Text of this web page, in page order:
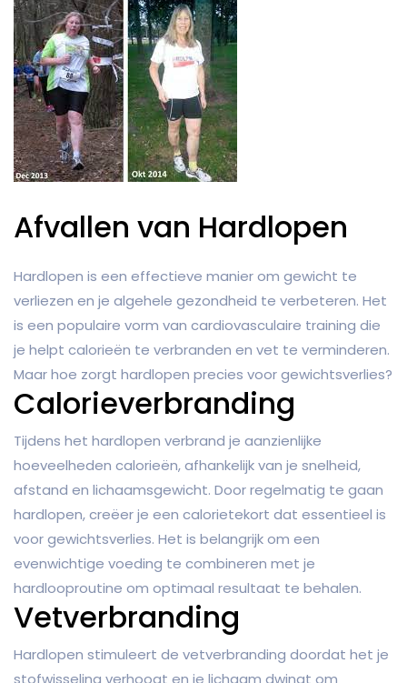
Afvallen van Hardlopen
Hardlopen is een effectieve manier om gewicht te
verliezen en je algehele gezondheid te verbeteren. Het
is een populaire vorm van cardiovasculaire training die
je helpt calorieën te verbranden en vet te verminderen.
Maar hoe zorgt hardlopen precies voor gewichtsverlies?
Calorieverbranding
Tijdens het hardlopen verbrand je aanzienlijke
hoeveelheden calorieën, afhankelijk van je snelheid,
afstand en lichaamsgewicht. Door regelmatig te gaan
hardlopen, creëer je een calorietekort dat essentieel is
voor gewichtsverlies. Het is belangrijk om een
evenwichtige voeding te combineren met je
hardlooproutine om optimaal resultaat te behalen.
Vetverbranding
Hardlopen stimuleert de vetverbranding doordat het je